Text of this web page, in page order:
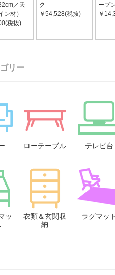
／天
ン材）
税抜)
ク
￥54,528(税抜)
ープ
￥
リー
ローテーブル テレビ台
ッ
衣類＆玄関収
納
ラグマット